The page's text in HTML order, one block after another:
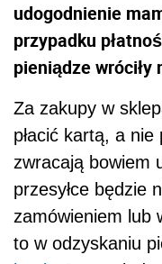
udogodnienie
przypadku
pieniądze wróciły
Za zakupy w
płacić kartą, a
zwracają bowiem
przesyłce będzie
zamówieniem lub
to w odzyskaniu